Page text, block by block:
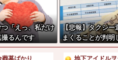
「えっ、私だけ
るんです
w w w w w w
【悲報】タクシー
まくることが判明
墓ばかり
地下アイドル